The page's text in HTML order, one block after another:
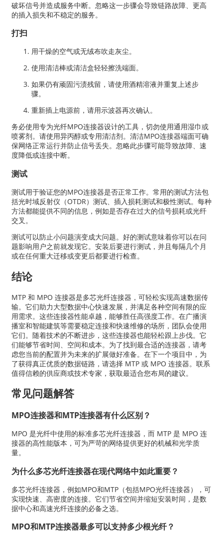
破坏信号并造成服务中断。忽略这一步骤会导致链路故障、更高
的插入损失和不稳定的服务。
打扫
用干燥的空气或无绒布吹走灰尘。
使用清洁棒或清洁盒轻轻擦洗端面。
如果仍有顽固污渍残留，请使用酒精溶液并重复上述步
骤。
重新插上电源前，请用示波器再次确认。
务必使用专为光纤MPO连接器设计的工具，切勿使用通用湿巾或
喷雾剂。请使用异丙醇或专用清洁剂。清洁MPO连接器端面可确
保网络正常运行并防止信号丢失。忽略此步骤可能导致故障、速
度降低或连接中断。
测试
测试用于验证您的MPO连接器是否正常工作。常用的测试方法包
括光时域反射仪（OTDR）测试、插入损耗测试和极性测试。每种
方法都能提供不同的信息，例如是否存在过大的信号损耗或光纤
交叉。
测试可以防止小问题演变成大问题。好的测试意味着你可以在问
题影响用户之前就发现它。安装后要进行测试，并且每隔几个月
或在任何重大迁移或变更后都要进行检查。
结论
MTP 和 MPO 连接器是多芯光纤连接器，可轻松实现高速数据传
输。它们助力大型数据中心快速发展，并满足各种空间有限的应
用需求。这些连接器性能卓越，能够胜任高强度工作。在广播演
播室和智能建筑等需要稳定连接和快速维修的场所，团队会使用
它们。随着技术的不断进步，这些连接器也能轻松跟上步伐。它
们能够节省时间、空间和成本。为了找到最合适的连接器，请考
虑您当前的配置并为未来的扩展做好准备。在下一个项目中，为
了获得真正优质的数据链路，请选择 MTP 或 MPO 连接器。联系
值得信赖的供应商或技术专家，获取最适合您布局的建议。
常见问题解答
MPO连接器和MTP连接器有什么区别？
MPO 是光纤中使用的标准多芯光纤连接器，而 MTP 是 MPO 连
接器的高性能版本，可为严苛的网络提供更好的机械和光学质
量。
为什么多芯光纤连接器在现代网络中如此重要？
多芯光纤连接器，例如MPO和MTP（包括MPO光纤连接器），可
实现快速、高密度的连接。它们节省空间并缩短安装时间，是数
据中心和高速光纤连接的必备之选。
MPO和MTP连接器最多可以支持多少根光纤？